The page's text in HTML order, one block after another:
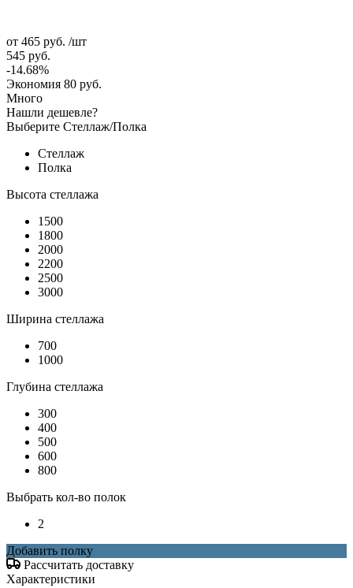
от 465 руб. /шт
545 руб.
-14.68%
Экономия 80 руб.
Много
Нашли дешевле?
Выберите Стеллаж/Полка
Стеллаж
Полка
Высота стеллажа
1500
1800
2000
2200
2500
3000
Ширина стеллажа
700
1000
Глубина стеллажа
300
400
500
600
800
Выбрать кол-во полок
2
Добавить полку
Рассчитать доставку
Характеристики